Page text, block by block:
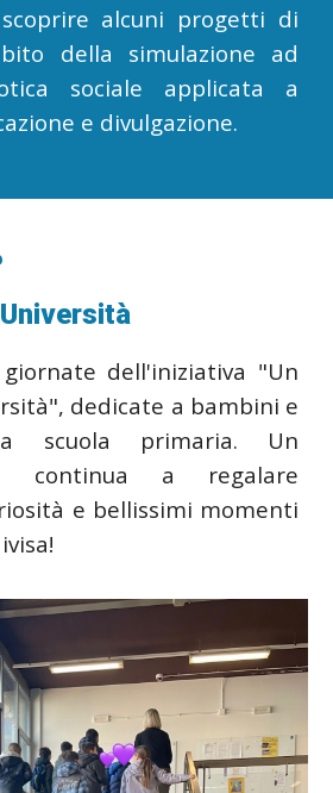
alcuni progetti di
della simulazione ad
sociale applicata a
e divulgazione.
dell'iniziativa "Un
dedicate a bambini e
scuola primaria. Un
continua a regalare
e bellissimi momenti